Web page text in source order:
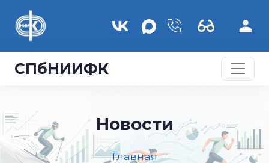
СПбНИИФК
Новости
Главная